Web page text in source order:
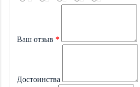
Ваш отзыв
Достоинства